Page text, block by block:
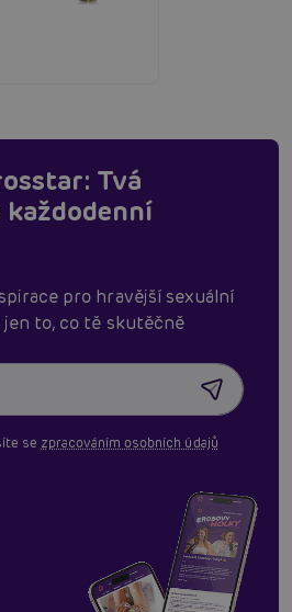
Tvá
pro hravější sexuální
jen to, co tě skutěčně
se zpracováním osobních údajů